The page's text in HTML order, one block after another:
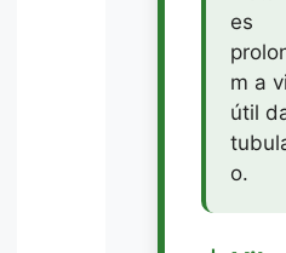
es
m a
útil
o.